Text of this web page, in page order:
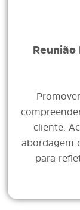
cliente.
abordagem
para